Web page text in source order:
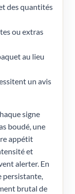
des quantités
ou extras
au lieu
un avis
signe
boudé, une
appétit
et
alerter. En
persistante,
brutal de